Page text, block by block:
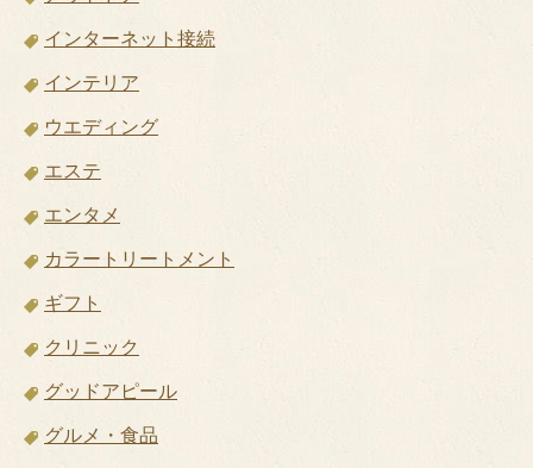
インターネット接続
インテリア
ウエディング
エステ
エンタメ
カラートリートメント
ギフト
クリニック
グッドアピール
グルメ・食品